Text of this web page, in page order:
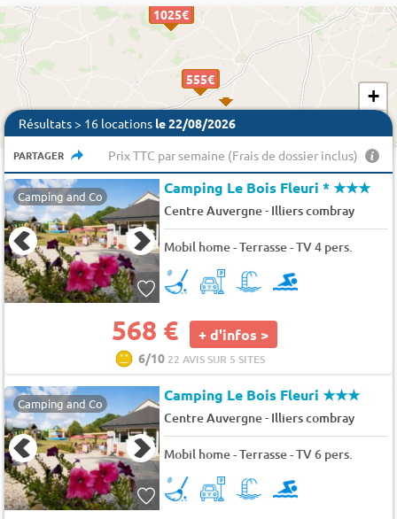
568 €
2053 €
555€
555€
1025€
555€
555€
1025€
555€
+
Résultats > 16 locations le 22/08/2026
PARTAGER Prix TTC par semaine (Frais de dossier inclus)
Camping and Co Camping Le Bois Fleuri *★★★
Centre Auvergne- Illiers combray
Mobil home - Terrasse - TV 4 pers.
568 € + d'infos >
6/10 22 AVIS SUR 5 SITES
Camping and Co Camping Le Bois Fleuri★★★
Centre Auvergne- Illiers combray
Mobil home - Terrasse - TV 6 pers.